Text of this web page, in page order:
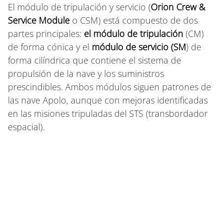
El módulo de tripulación y servicio (Orion Crew &
Service Module o CSM) está compuesto de dos
partes principales: el módulo de tripulación (CM)
de forma cónica y el módulo de servicio (SM) de
forma cilíndrica que contiene el sistema de
propulsión de la nave y los suministros
prescindibles. Ambos módulos siguen patrones de
las nave Apolo, aunque con mejoras identificadas
en las misiones tripuladas del STS (transbordador
espacial).